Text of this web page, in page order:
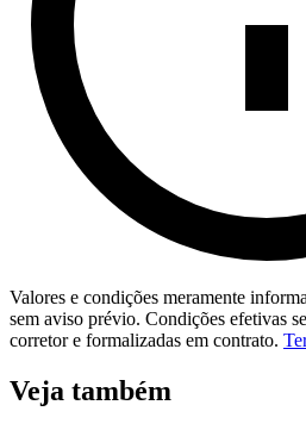
Valores e condições meramente
sem aviso prévio. Condições efetivas
corretor e formalizadas em contrato.
Veja também